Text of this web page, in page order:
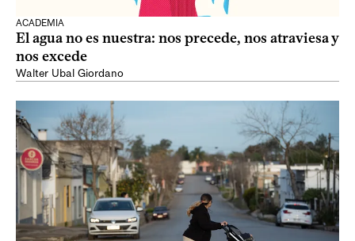
ACADEMIA
El agua no es nuestra: nos precede, nos atraviesa y
nos excede
Walter Ubal Giordano